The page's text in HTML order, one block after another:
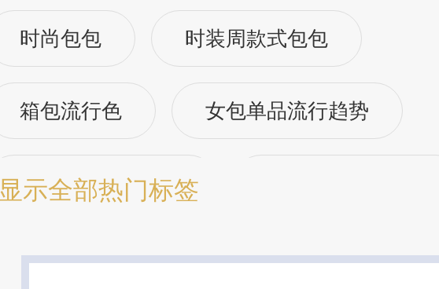
时尚包包 时装周款式包包
箱包流行色 女包单品流行趋势
箱包流行趋势预测
女包流行趋势预测 箱包材质流行趋势
显示全部热门标签